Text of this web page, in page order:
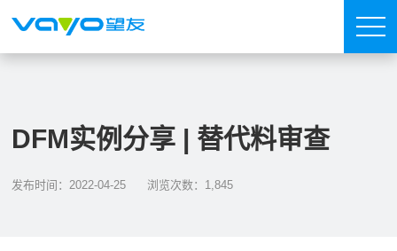
DFM实例分享 | 替代料审查
发布时间：2022-04-25 浏览次数：1,845